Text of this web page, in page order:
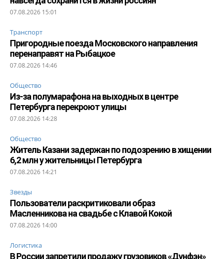
07.08.2026 15:01
Транспорт
Пригородные поезда Московского направления
перенаправят на Рыбацкое
07.08.2026 14:46
Общество
Из-за полумарафона на выходных в центре
Петербурга перекроют улицы
07.08.2026 14:28
Общество
Житель Казани задержан по подозрению в хищении
6,2 млн у жительницы Петербурга
07.08.2026 14:21
Звезды
Пользователи раскритиковали образ
Масленникова на свадьбе с Клавой Кокой
07.08.2026 14:00
Логистика
В России запретили продажу грузовиков «Дунфэн»